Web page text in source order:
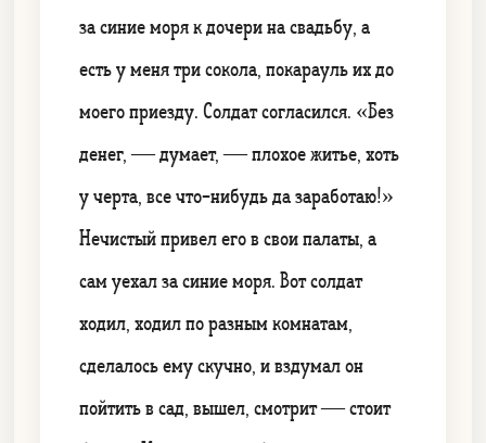
за синие моря к дочери на свадьбу, а
есть у меня три сокола, покарауль их до
моего приезду. Солдат согласился. «Без
денег, — думает, — плохое житье, хоть
у черта, все что-нибудь да заработаю!»
Нечистый привел его в свои палаты, а
сам уехал за синие моря. Вот солдат
ходил, ходил по разным комнатам,
сделалось ему скучно, и вздумал он
пойтить в сад, вышел, смотрит — стоит